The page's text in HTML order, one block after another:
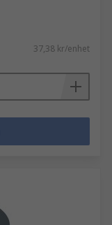
37,38 kr/enhet